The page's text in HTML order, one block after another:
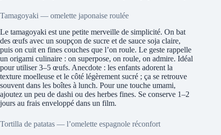
Tamagoyaki — omelette japonaise roulée
Le tamagoyaki est une petite merveille de simplicité. On bat
des œufs avec un soupçon de sucre et de sauce soja claire,
puis on cuit en fines couches que l’on roule. Le geste rappelle
un origami culinaire : on superpose, on roule, on admire. Idéal
pour utiliser 3–5 œufs. Anecdote : les enfants adorent la
texture moelleuse et le côté légèrement sucré ; ça se retrouve
souvent dans les boîtes à lunch. Pour une touche umami,
ajoutez un peu de dashi ou des herbes fines. Se conserve 1–2
jours au frais enveloppé dans un film.
Tortilla de patatas — l’omelette espagnole réconfort